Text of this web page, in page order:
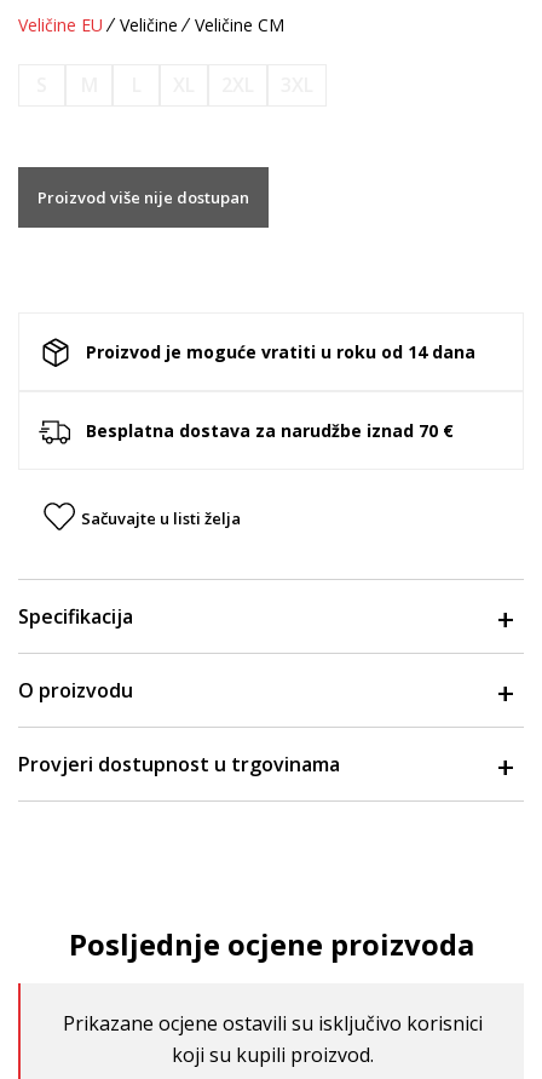
Veličine EU Veličine Veličine CM
Proizvod više nije dostupan
Proizvod je moguće vratiti u roku od 14 dana
Besplatna dostava za narudžbe iznad 70 €
Sačuvajte u listi želja
Specifikacija
O proizvodu
Provjeri dostupnost u trgovinama
Posljednje ocjene proizvoda
Prikazane ocjene ostavili su isključivo korisnici
koji su kupili proizvod.